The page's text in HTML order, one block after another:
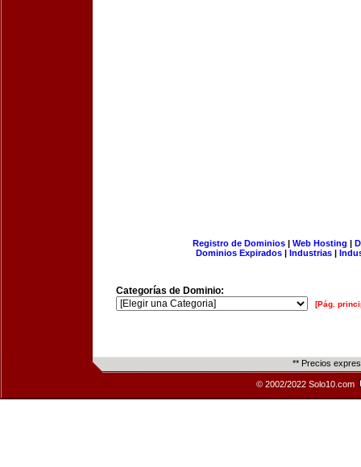
Registro de Dominios| Web Hosting |
Dominios Expirados | Industrias |
Categorías de Dominio:
[Pág.
** Precios
© 2002/2022 Solo10.com